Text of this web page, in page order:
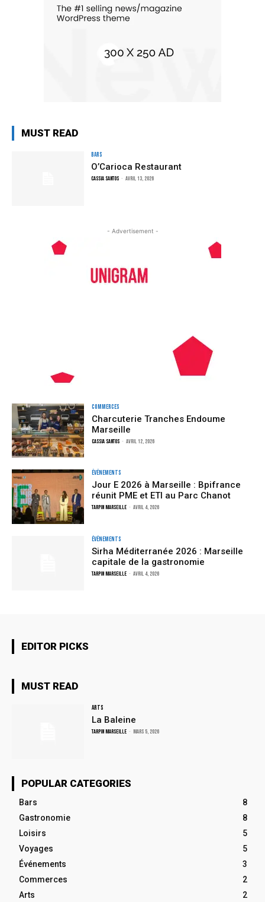
MUST READ
Bars
O’Carioca Restaurant
Cassia Santos - avril 13, 2026
- Advertisement -
Commerces
Charcuterie Tranches Endoume
Marseille
Cassia Santos - avril 12, 2026
Événements
Jour E 2026 à Marseille : Bpifrance
réunit PME et ETI au Parc Chanot
TARPIN MARSEILLE - avril 4, 2026
Événements
Sirha Méditerranée 2026 : Marseille
capitale de la gastronomie
TARPIN MARSEILLE - avril 4, 2026
EDITOR PICKS
MUST READ
Arts
La Baleine
TARPIN MARSEILLE - mars 5, 2026
POPULAR CATEGORIES
Bars
8
Gastronomie
8
Loisirs
5
Voyages
5
Événements
3
Commerces
2
Arts
2